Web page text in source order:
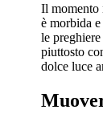
Il momento
è morbida
le
piuttosto
dolce luce